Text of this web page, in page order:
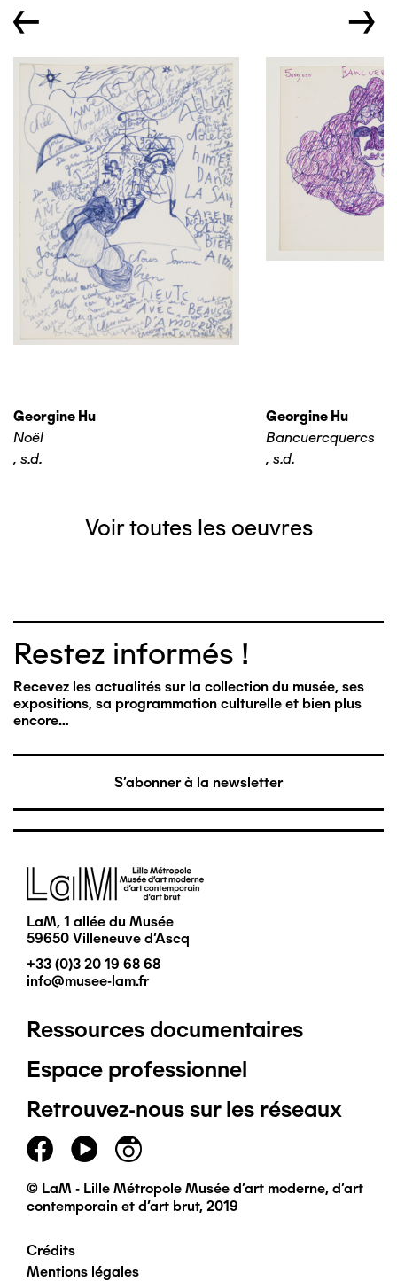
← →
Georgine Hu
Noël
, s.d.
Georgine Hu
Bancuercquercs
, s.d.
Voir toutes les oeuvres
Restez informés !
Recevez les actualités sur la collection du musée, ses
expositions, sa programmation culturelle et bien plus
encore…
S'abonner à la newsletter
Image
LaM, 1 allée du Musée
59650 Villeneuve d'Ascq
+33 (0)3 20 19 68 68
info@musee-lam.fr
Pied
de
page
principal
Ressources documentaires
Espace professionnel
Retrouvez-nous sur les réseaux
© LaM - Lille Métropole Musée d'art moderne, d'art
contemporain et d'art brut, 2019
Pied
Crédits
Mentions légales